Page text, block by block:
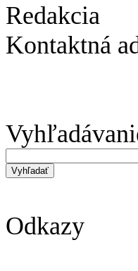
Redakcia
Kontaktná
Odkazy